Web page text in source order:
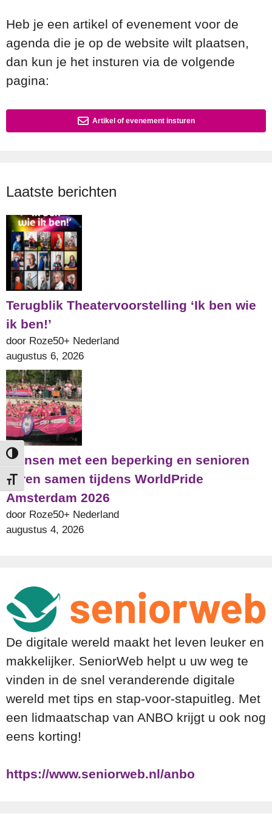
Keuze voor hoog contrast
Kies grootte van het lettertype
Heb je een artikel of evenement voor de
agenda die je op de website wilt plaatsen,
dan kun je het insturen via de volgende
pagina:
Artikel of evenement insturen
Laatste berichten
Terugblik Theatervoorstelling ‘Ik ben wie
ik ben!’
door Roze50+ Nederland
augustus 6, 2026
Mensen met een beperking en senioren
varen samen tijdens WorldPride
Amsterdam 2026
door Roze50+ Nederland
augustus 4, 2026
De digitale wereld maakt het leven leuker en
makkelijker. SeniorWeb helpt u uw weg te
vinden in de snel veranderende digitale
wereld met tips en stap-voor-stapuitleg. Met
een lidmaatschap van ANBO krijgt u ook nog
eens korting!
https://www.seniorweb.nl/anbo